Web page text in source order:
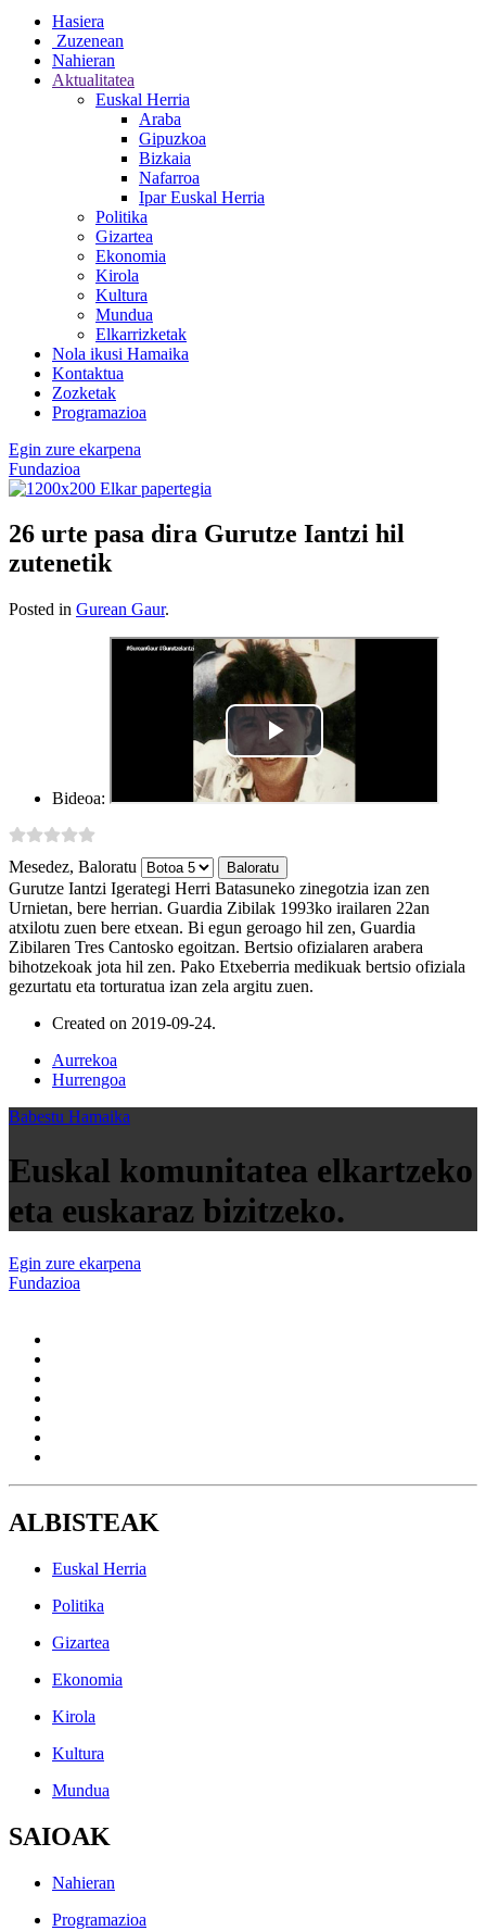
Hasiera
Zuzenean
Nahieran
Aktualitatea
Euskal Herria
Araba
Gipuzkoa
Bizkaia
Nafarroa
Ipar Euskal Herria
Politika
Gizartea
Ekonomia
Kirola
Kultura
Mundua
Elkarrizketak
Nola ikusi Hamaika
Kontaktua
Zozketak
Programazioa
Egin zure ekarpena
Fundazioa
26 urte pasa dira Gurutze Iantzi hil
zutenetik
Posted in Gurean Gaur.
Bideoa:
Mesedez, Baloratu
Gurutze Iantzi Igerategi Herri Batasuneko zinegotzia izan zen
Urnietan, bere herrian. Guardia Zibilak 1993ko irailaren 22an
atxilotu zuen bere etxean. Bi egun geroago hil zen, Guardia
Zibilaren Tres Cantosko egoitzan. Bertsio ofizialaren arabera
bihotzekoak jota hil zen. Pako Etxeberria medikuak bertsio ofiziala
gezurtatu eta torturatua izan zela argitu zuen.
Created on 2019-09-24.
Aurrekoa
Hurrengoa
Babestu Hamaika
Euskal komunitatea elkartzeko
eta euskaraz bizitzeko.
Egin zure ekarpena
Fundazioa
ALBISTEAK
Euskal Herria
Politika
Gizartea
Ekonomia
Kirola
Kultura
Mundua
SAIOAK
Nahieran
Programazioa